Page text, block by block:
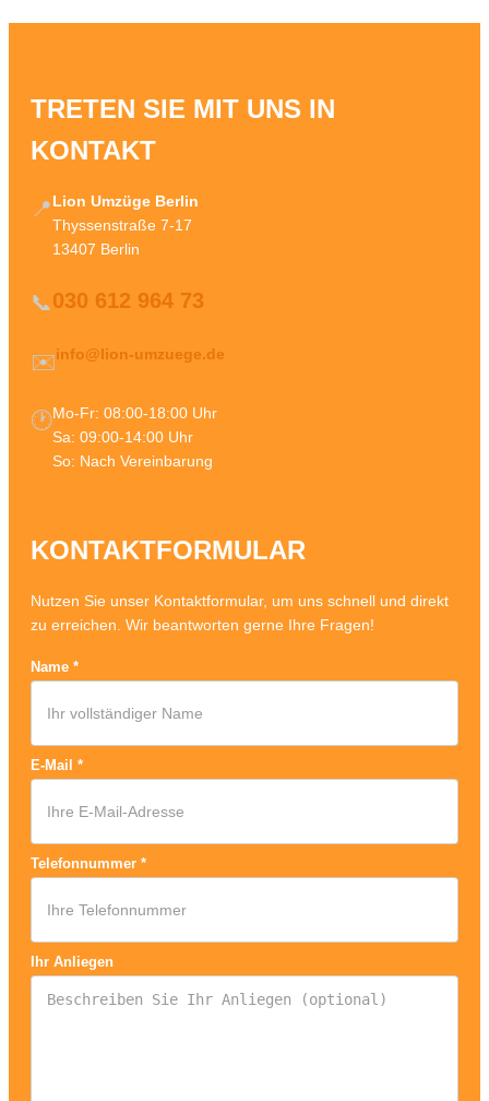
TRETEN SIE MIT UNS IN
KONTAKT
📍Lion Umzüge Berlin
Thyssenstraße 7-17
13407 Berlin
📞030 612 964 73
✉️info@lion-umzuege.de
🕐Mo-Fr: 08:00-18:00 Uhr
Sa: 09:00-14:00 Uhr
So: Nach Vereinbarung
KONTAKTFORMULAR
Nutzen Sie unser Kontaktformular, um uns schnell und direkt
zu erreichen. Wir beantworten gerne Ihre Fragen!
Name *
E-Mail *
Telefonnummer *
Ihr Anliegen